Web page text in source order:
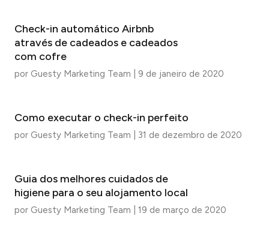
Check-in automático Airbnb
através de cadeados e cadeados
com cofre
por Guesty Marketing Team 9 de janeiro de 2020
Como executar o check-in perfeito
por Guesty Marketing Team 31 de dezembro de 2020
Guia dos melhores cuidados de
higiene para o seu alojamento local
por Guesty Marketing Team 19 de março de 2020